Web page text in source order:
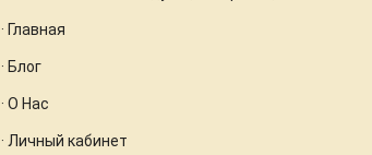
· Главная
· Блог
· О Нас
· Личный кабинет